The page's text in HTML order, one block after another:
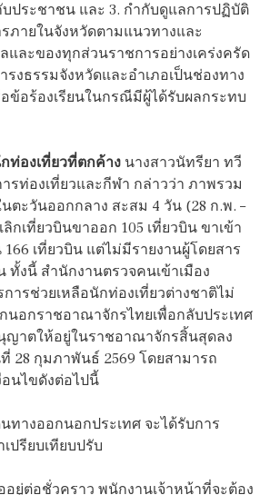
ประชาชน และ 3. กำกับดูแลการปฏิบัติ
ภายในจังหวัดตามแนวทางและ
และของทุกส่วนราชการอย่างเคร่งครัด
งธรรมจังหวัดและอำเภอเป็นช่องทาง
ข้อร้องเรียนในกรณีมีผู้ได้รับผลกระทบ
ท่องเที่ยวที่ตกค้าง นางสาวนัทรียา ทวี
รท่องเที่ยวและกีฬา กล่าวว่า ภาพรวม
ตะวันออกกลาง สะสม 4 วัน (28 ก.พ. –
กเที่ยวบินขาออก 105 เที่ยวบิน ขาเข้า
166 เที่ยวบิน แต่ไม่มีรายงานผู้โดยสาร
งนี้ สำนักงานตรวจคนเข้าเมือง
ารช่วยเหลือนักท่องเที่ยวต่างชาติไม่
นอกราชอาณาจักรไทยเพื่อกลับประเทศ
ญาตให้อยู่ในราชอาณาจักรสิ้นสุดลง
28 กุมภาพันธ์ 2569 โดยสามารถ
อนไขดังต่อไปนี้
ทางออกนอกประเทศ จะได้รับการ
ปรียบเทียบปรับ
ยู่ต่อชั่วคราว พนักงานเจ้าหน้าที่จะต้อง